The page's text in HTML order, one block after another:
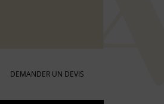
DEMANDER UN DEVIS